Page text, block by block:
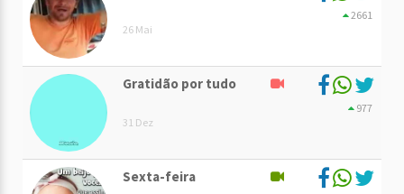
26 Mai
2661
Gratidão por tudo
31 Dez
977
Sexta-feira